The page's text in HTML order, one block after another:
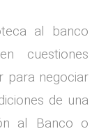
al banco
cuestiones
para negociar
de una
al Banco o